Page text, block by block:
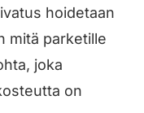
hoidetaan
mitä parketille
joka
on